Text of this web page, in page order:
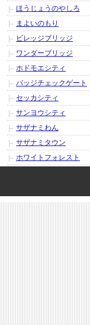
ほうじょうのやしろ
まよいのもり
ビレッジブリッジ
ワンダーブリッジ
ホドモエシティ
バッジチェックゲート
セッカシティ
サンヨウシティ
サザナミわん
サザナミタウン
ホワイトフォレスト